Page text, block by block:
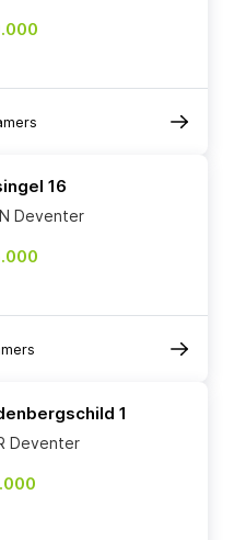
16
Deventer
1
Deventer